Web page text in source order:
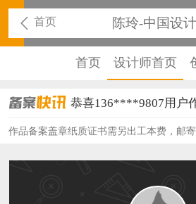
首页 陈玲-中国设
首页 设计师首页
恭喜136****9807用户
恭喜159****4930用户
恭喜150****6483用户
恭喜131****2473用户
作品备案盖章纸质证书需另出工本费，邮寄